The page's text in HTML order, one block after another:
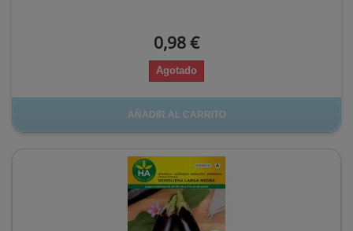
0,98 €
Agotado
AÑADIR AL CARRITO